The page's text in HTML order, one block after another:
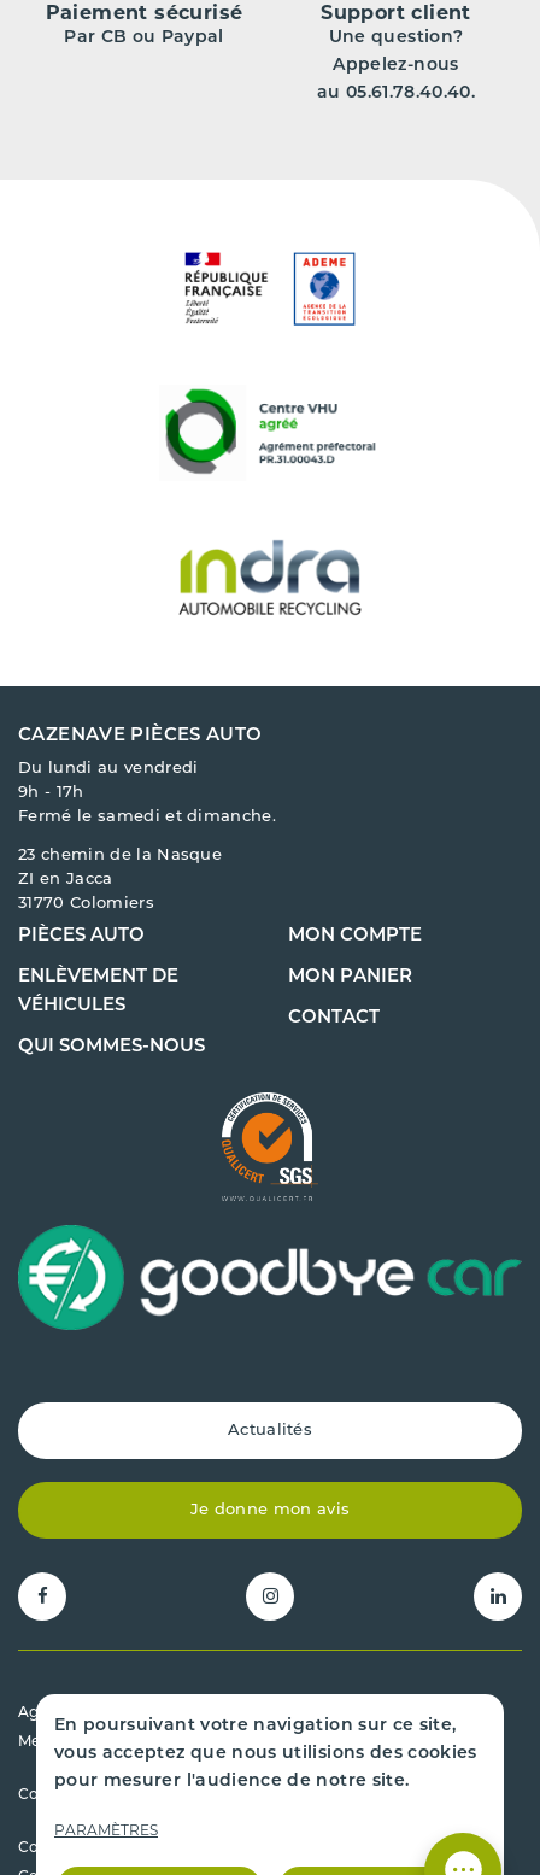
Paiement sécurisé
Par CB ou Paypal
Support client
Une question?
Appelez-nous
au 05.61.78.40.40.
CAZENAVE PIÈCES AUTO
Du lundi au vendredi
9h - 17h
Fermé le samedi et dimanche.
23 chemin de la Nasque
ZI en Jacca
31770 Colomiers
PIÈCES AUTO
ENLÈVEMENT DE
VÉHICULES
QUI SOMMES-NOUS
MON COMPTE
MON PANIER
CONTACT
Actualités
Je donne mon avis
Agrément préfectoral 31.00043.D
Mentions légales
Conditions générales de vente
Copyright 2026 - Cazenave Pièces Auto - Tous droits réservés
En poursuivant votre navigation sur ce site,
vous acceptez que nous utilisions des cookies
pour mesurer l'audience de notre site.
PARAMÈTRES